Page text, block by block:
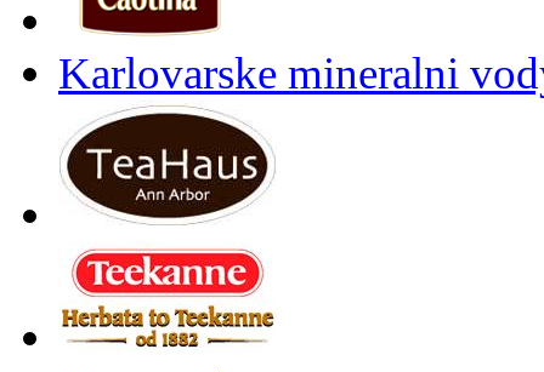
Karlovarske mineralni